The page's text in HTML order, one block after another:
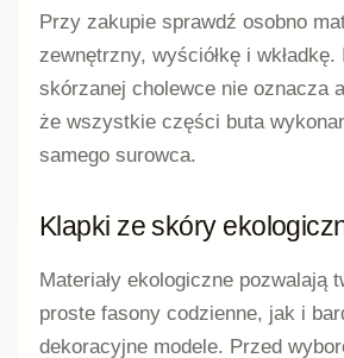
Przy zakupie sprawdź osobno
zewnętrzny, wyściółkę i
skórzanej cholewce nie oznacza
że wszystkie części buta
samego surowca.
Klapki ze skóry
Materiały ekologiczne pozwalają
proste fasony codzienne, jak i
dekoracyjne modele. Przed